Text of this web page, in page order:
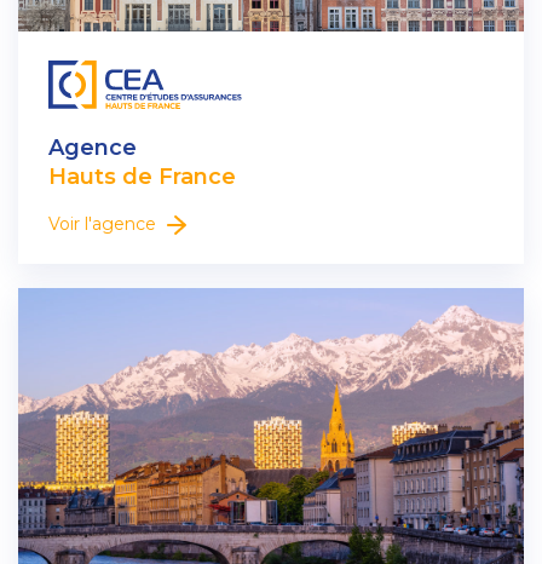
Agence
Hauts de France
Voir l'agence